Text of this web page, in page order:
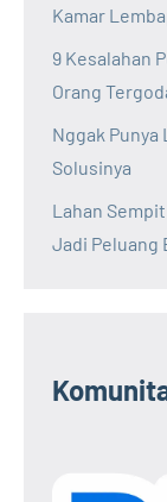
Kamar
9 Kesalahan
Orang
Nggak Punya
Solusinya
Lahan
Jadi Peluang